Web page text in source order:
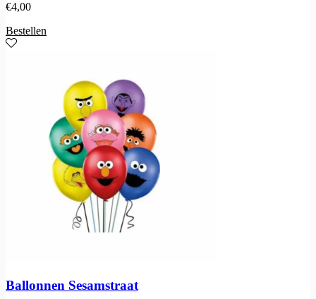
€4,00
Bestellen
Ballonnen Sesamstraat